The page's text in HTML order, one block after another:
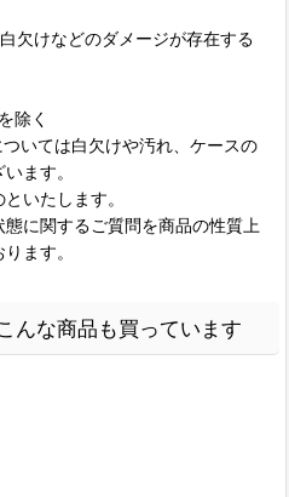
欠けなどのダメージが存在する
除く
いては白欠けや汚れ、ケースの
ます。
いたします。
に関するご質問を商品の性質上
ます。
んな商品も買っています